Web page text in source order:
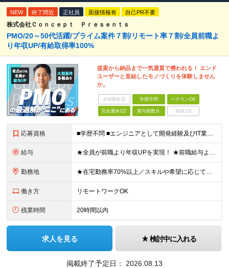
NEW 終了間近 正社員 面接情報有 自己PR不要
株式会社Ｃｏｎｃｅｐｔ Ｐｒｅｓｅｎｔｓ
PMO/20～50代活躍/プライム案件７割/リモート率７割/全員前職よ
り年収UP/有給取得率100%
提案から納品まで一気通貫で携われる！ エンド
ユーザーと直結したモノづくりを体験しません
か。
未経験歓迎 学歴不問 ベテランOK
完全週休2日 賞与複数月 面接1回
応募資格 ■学歴不問 ■エンジニアとして開発経験及びIT業界でのマネジメント経験をお持ちの方 ≪こんな想いをお持ちの方にピッタリ≫ ◎大規模案件にマネジメントポジションとして携わりたい ◎今より収入もスキルも
給与 ★全員が前職より年収UPを実現！ ★前職給与より120％アップ実績あり ★前職給与を最大限に考慮 ★入社4年目で年収800万円の社員も在籍！ 年俸420万円～960万円（1/12を毎月支給）＋インセ
勤務地 ★在宅勤務率70%以上／スキルや希望に応じてフルリモートも可 ★転勤なし 本社または一都三県のプロジェクト先（メインは東京23区内）にて勤務いただきます！ 【本社】 東京都荒川区西日暮里5-10-
働き方 リモートワークOK
残業時間 20時間以内
求人を見る 検討中に入れる
掲載終了予定日： 2026.08.13